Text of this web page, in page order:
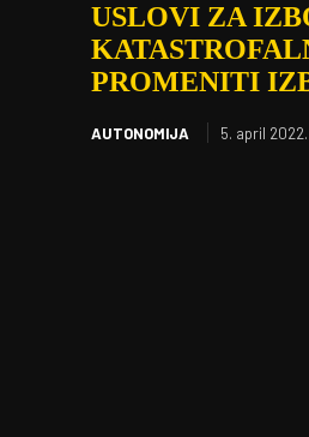
USLOVI ZA
PROMENITI
AUTONOMIJA 5. april 2022.